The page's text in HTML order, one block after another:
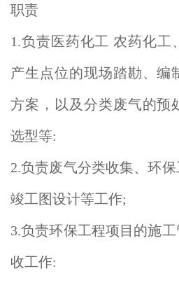
职责
1.负责医药化工 农药化工
产生点位的现场踏勘、编
方案，以及分类废气的预
选型等:
2.负责废气分类收集、环
竣工图设计等工作;
3.负责环保工程项目的施
收工作: